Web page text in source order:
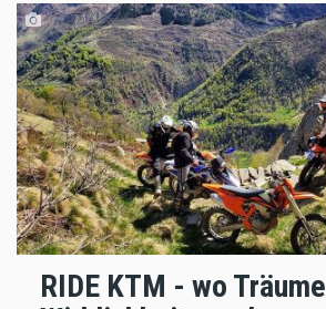
RIDE KTM - wo Träume